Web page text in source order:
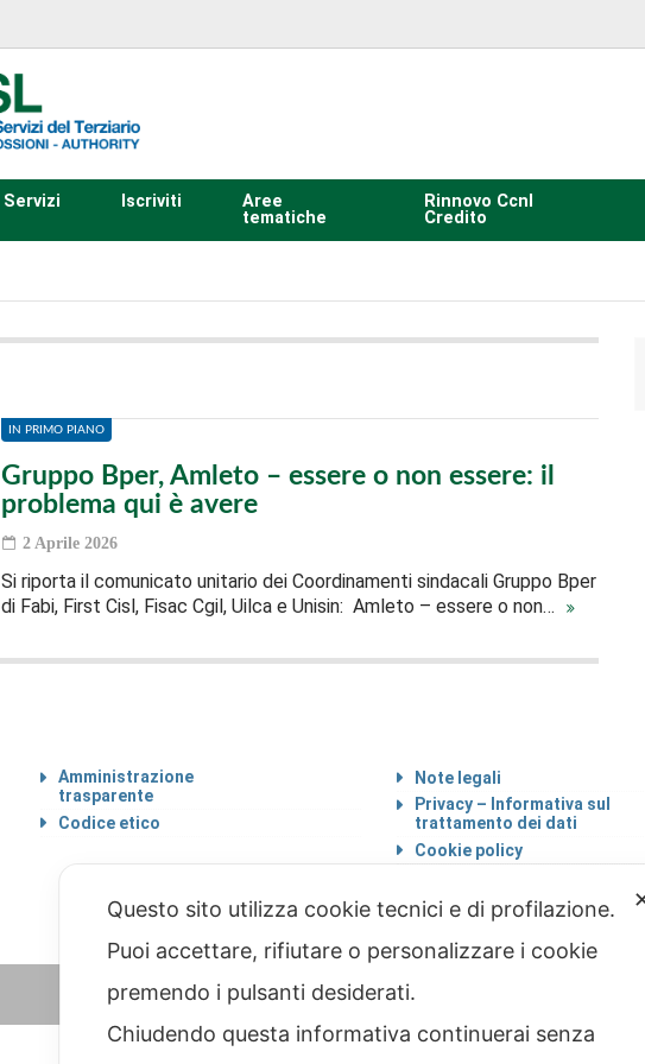
Servizi Iscriviti
Aree
tematiche
Rinnovo Ccnl
Credito
IN PRIMO PIANO
Gruppo Bper, Amleto – essere o non essere: il
problema qui è avere
2 Aprile 2026
Si riporta il comunicato unitario dei Coordinamenti sindacali Gruppo Bper
di Fabi, First Cisl, Fisac Cgil, Uilca e Unisin: Amleto – essere o non…
Amministrazione
trasparente
Codice etico
Note legali
Privacy – Informativa sul
trattamento dei dati
Cookie policy
Questo sito utilizza cookie tecnici e di profilazione.
Puoi accettare, rifiutare o personalizzare i cookie
premendo i pulsanti desiderati.
Chiudendo questa informativa continuerai senza